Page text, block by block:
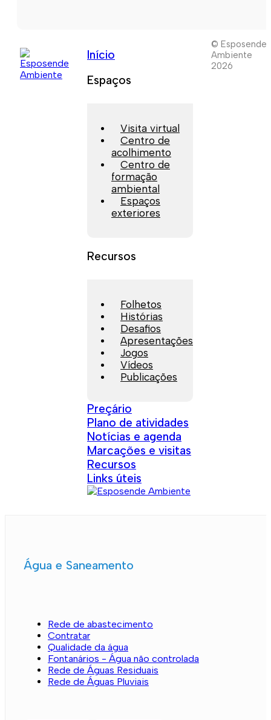
Início
Espaços
Visita virtual
Centro de
acolhimento
Centro de
formação
ambiental
Espaços
exteriores
Recursos
Folhetos
Histórias
Desafios
Apresentações
Jogos
Vídeos
Publicações
Preçário
Plano de atividades
Notícias e agenda
Marcações e visitas
Recursos
Links úteis
© Esposende
Ambiente
2026
Água e Saneamento
Rede de abastecimento
Contratar
Qualidade da água
Fontanários - Água não controlada
Rede de Águas Residuais
Rede de Águas Pluviais